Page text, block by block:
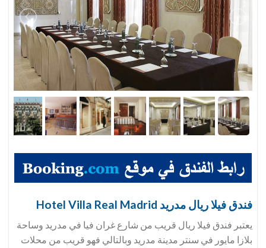
فندق فيلا ريال مدريد Hotel Villa Real Madrid
يعتبر فندق فيلا ريال قريب من شارع غران فيا في مدريد وساحة
بلازا مايور في سنتر مدينة مدريد وبالتالي فهو قريب من محلات